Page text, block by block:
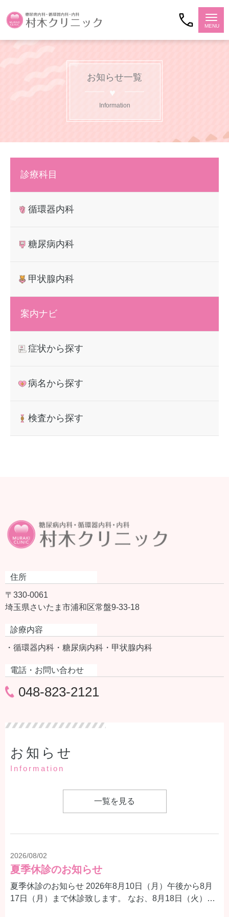
お知らせ一覧
Information
診療科目
循環器内科
糖尿病内科
甲状腺内科
案内ナビ
症状から探す
病名から探す
検査から探す
住所
〒330-0061
埼玉県さいたま市浦和区常盤9-33-18
診療内容
・循環器内科 ・糖尿病内科 ・甲状腺内科
電話・お問い合わせ
048-823-2121
お知らせ
Information
一覧を見る
2026/08/02
夏季休診のお知らせ
夏季休診のお知らせ 2026年8月10日（月）午後から8月
17日（月）まで休診致します。 なお、8月18日（火）よ